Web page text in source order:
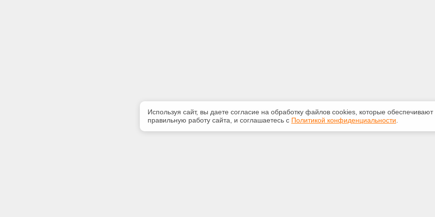
Используя сайт, вы даете согласие на обработку файлов сооkiеs, которые обеспечивают
правильную работу сайта, и соглашаетесь с Политикой конфиденциальности